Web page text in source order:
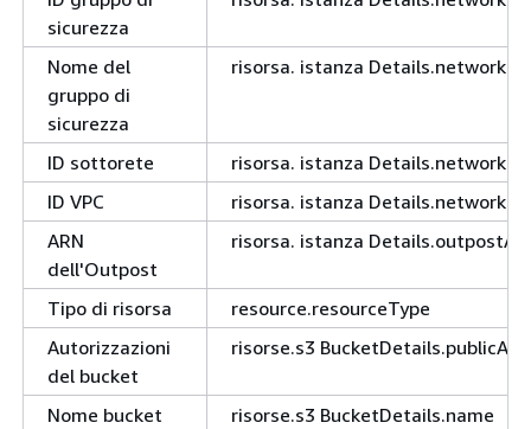
sicurezza
Nome del
gruppo di
sicurezza
risorsa. istanza
ID sottorete
risorsa. istanza
ID VPC
risorsa. istanza
ARN
dell'Outpost
risorsa. istanza
Tipo di risorsa
resource.resourceType
Autorizzazioni
del bucket
risorse.s3
Nome bucket
risorse.s3 BucketDetails.name